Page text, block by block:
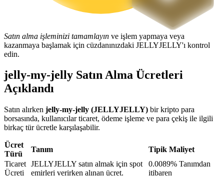
BTR Kilitleme
BTR sahiplerine özel yatırımlar
Krediler
Kripto destekli borçlanma hizmeti
Satın alma işleminizi tamamlayın ve işlem yapmaya veya
kazanmaya başlamak için cüzdanınızdaki JELLYJELLY'ı kontrol
edin.
jelly-my-jelly Satın Alma Ücretleri
Açıklandı
Satın alırken jelly-my-jelly (JELLYJELLY) bir kripto para
borsasında, kullanıcılar ticaret, ödeme işleme ve para çekiş ile ilgili
birkaç tür ücretle karşılaşabilir.
Ücret
Türü
Tanım
Tipik Maliyet
Ticaret
Ücreti
JELLYJELLY satın almak için spot
emirleri verirken alınan ücret.
0.0089% Tanımdan
itibaren